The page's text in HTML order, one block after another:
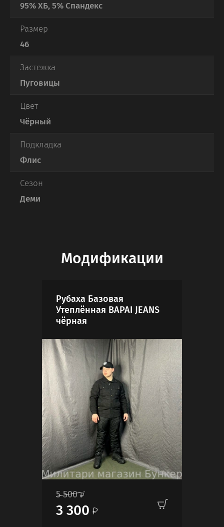
95% ХБ, 5% Спандекс
Размер
46
Застежка
Пуговицы
Цвет
Чёрный
Подкладка
Флис
Сезон
Деми
Модификации
Рубаха Базовая
Утеплённая BAPAI JEANS
чёрная
5 500
3 300